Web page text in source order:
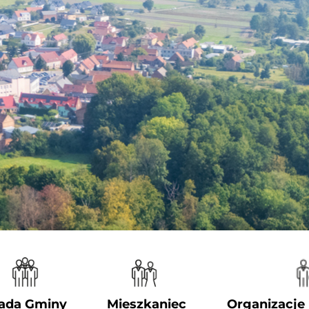
Gminy Mieszkaniec Organizacje